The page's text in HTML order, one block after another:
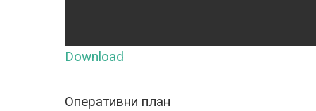
Download
Оперативни план